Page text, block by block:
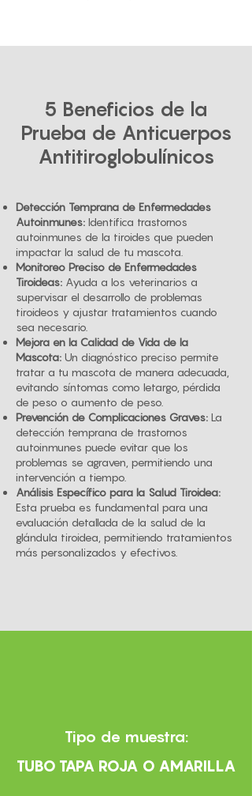
5 Beneficios de la
Prueba de Anticuerpos
Antitiroglobulínicos
Detección Temprana de Enfermedades
Autoinmunes: Identifica trastornos
autoinmunes de la tiroides que pueden
impactar la salud de tu mascota.
Monitoreo Preciso de Enfermedades
Tiroideas: Ayuda a los veterinarios a
supervisar el desarrollo de problemas
tiroideos y ajustar tratamientos cuando
sea necesario.
Mejora en la Calidad de Vida de la
Mascota: Un diagnóstico preciso permite
tratar a tu mascota de manera adecuada,
evitando síntomas como letargo, pérdida
de peso o aumento de peso.
Prevención de Complicaciones Graves: La
detección temprana de trastornos
autoinmunes puede evitar que los
problemas se agraven, permitiendo una
intervención a tiempo.
Análisis Específico para la Salud Tiroidea:
Esta prueba es fundamental para una
evaluación detallada de la salud de la
glándula tiroidea, permitiendo tratamientos
más personalizados y efectivos.
Tipo de muestra:
TUBO TAPA ROJA O AMARILLA